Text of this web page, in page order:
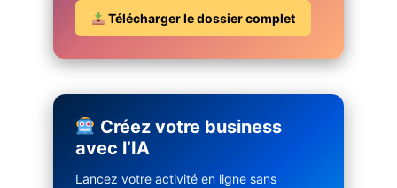
Télécharger le dossier complet
Créez votre business
avec l’IA
Lancez votre activité en ligne sans